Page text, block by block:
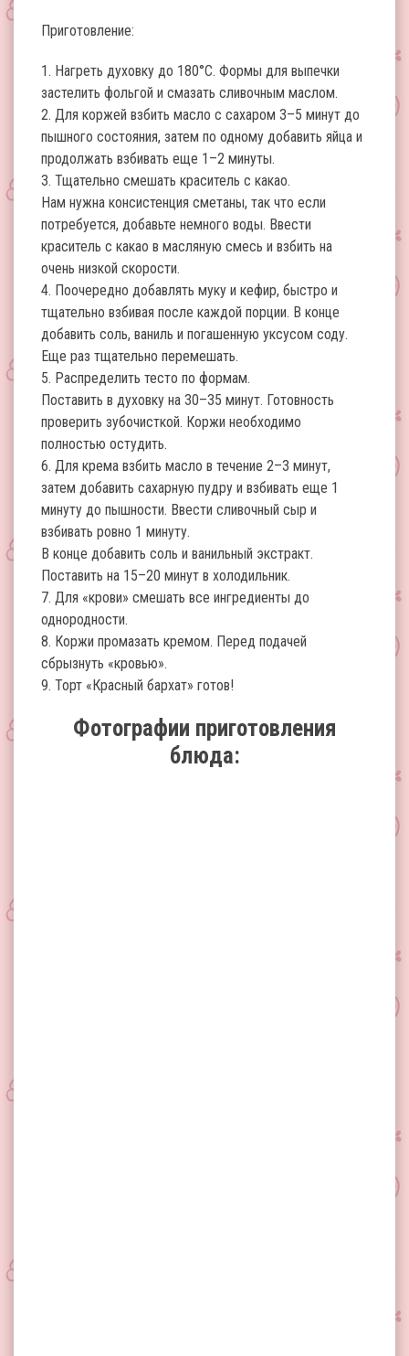
Приготовление:
1. Нагреть духовку до 180°С. Формы для выпечки
застелить фольгой и смазать сливочным маслом.
2. Для коржей взбить масло с сахаром 3–5 минут до
пышного состояния, затем по одному добавить яйца и
продолжать взбивать еще 1–2 минуты.
3. Тщательно смешать краситель с какао.
Нам нужна консистенция сметаны, так что если
потребуется, добавьте немного воды. Ввести
краситель с какао в масляную смесь и взбить на
очень низкой скорости.
4. Поочередно добавлять муку и кефир, быстро и
тщательно взбивая после каждой порции. В конце
добавить соль, ваниль и погашенную уксусом соду.
Еще раз тщательно перемешать.
5. Распределить тесто по формам.
Поставить в духовку на 30–35 минут. Готовность
проверить зубочисткой. Коржи необходимо
полностью остудить.
6. Для крема взбить масло в течение 2–3 минут,
затем добавить сахарную пудру и взбивать еще 1
минуту до пышности. Ввести сливочный сыр и
взбивать ровно 1 минуту.
В конце добавить соль и ванильный экстракт.
Поставить на 15–20 минут в холодильник.
7. Для «крови» смешать все ингредиенты до
однородности.
8. Коржи промазать кремом. Перед подачей
сбрызнуть «кровью».
9. Торт «Красный бархат» готов!
Фотографии приготовления
блюда: